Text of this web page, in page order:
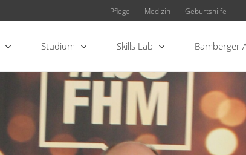
Pflege Medizin Geburtshilfe
Studium Skills Lab Bamberger